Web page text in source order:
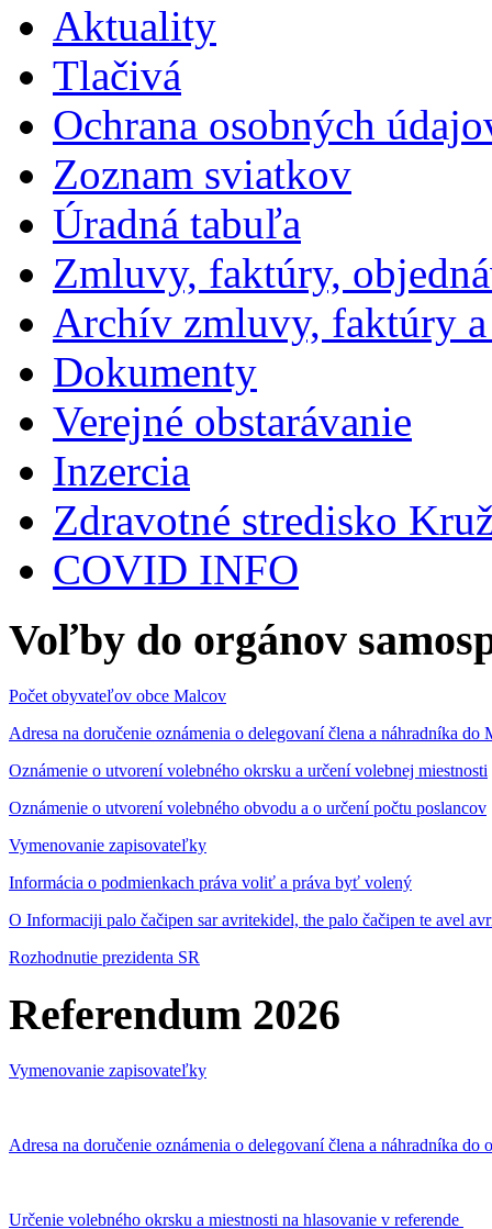
Aktuality
Tlačivá
Ochrana osobných
Zoznam sviatkov
Úradná tabuľa
Zmluvy, faktúry,
Archív zmluvy, faktúry
Dokumenty
Verejné obstarávanie
Inzercia
Zdravotné stredisko
COVID INFO
Voľby do orgánov
Počet obyvateľov obce Malcov
Adresa na doručenie oznámenia o delegovaní člena a náhradníka
Oznámenie o utvorení volebného okrsku a určení volebnej miestnosti
Oznámenie o utvorení volebného obvodu a o určení počtu poslancov
Vymenovanie zapisovateľky
Informácia o podmienkach práva voliť a práva byť volený
O Informaciji palo čačipen sar avritekidel, the palo čačipen te avel
Rozhodnutie prezidenta SR
Referendum 2026
Vymenovanie zapisovateľky
Adresa na doručenie oznámenia o delegovaní člena a náhradníka
Určenie volebného okrsku a miestnosti na hlasovanie v referende